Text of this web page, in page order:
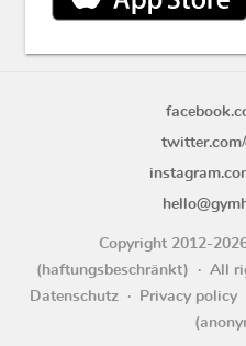
Copyright 2012-
(haftungsbeschränkt)
All
Datenschutz
Privacy policy